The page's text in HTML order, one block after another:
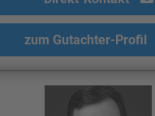
zum Gutachter-Profil